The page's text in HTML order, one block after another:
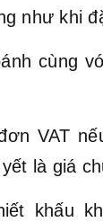
như khi
cùng
VAT
là giá
khấu